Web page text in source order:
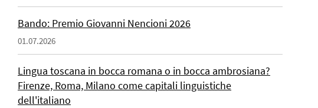
Bando: Premio Giovanni Nencioni 2026
01.07.2026
Lingua toscana in bocca romana o in bocca ambrosiana?
Firenze, Roma, Milano come capitali linguistiche
dell'italiano